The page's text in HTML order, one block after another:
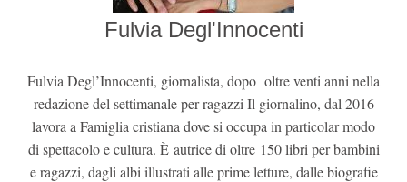
Fulvia Degl'Innocenti
Fulvia Degl’Innocenti, giornalista, dopo oltre venti anni nella
redazione del settimanale per ragazzi Il giornalino, dal 2016
lavora a Famiglia cristiana dove si occupa in particolar modo
di spettacolo e cultura. È autrice di oltre 150 libri per bambini
e ragazzi, dagli albi illustrati alle prime letture, dalle biografie